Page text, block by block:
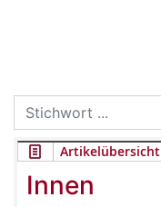
Search
for:
Artikelübersicht
Innen